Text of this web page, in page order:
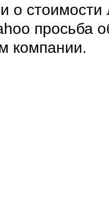
о стоимости
просьба
компании.